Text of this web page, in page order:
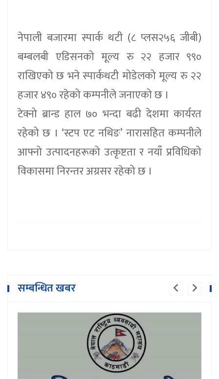
नेपाली बजारमा स्पार्क थटी (८ प्लस२५६ जीबी)
बम्बलबी एडिसनको मूल्य रु २२ हजार ९९०
राखिएको छ भने स्पार्कथटी मोडेलको मूल्य रु २२
हजार ४९० रहेको कम्पनीले जनाएको छ ।
टेक्नो ब्रान्ड हाल ७० भन्दा बढी देशमा कार्यरत
रहेको छ । ‘स्टप एट नथिङ’ नारासहित कम्पनीले
आफ्नो उत्पादनहरूको उत्कृष्टता र नयाँ प्रविधिको
विकासमा निरन्तर अग्रसर रहेको छ ।
सम्बन्धित खबर